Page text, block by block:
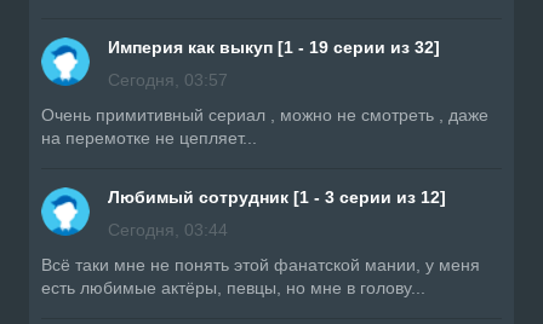
Империя как выкуп [1 - 19 серии из 32]
Сегодня, 03:57
Очень примитивный сериал , можно не смотреть , даже
на перемотке не цепляет...
Любимый сотрудник [1 - 3 серии из 12]
Сегодня, 03:44
Всë таки мне не понять этой фанатской мании, у меня
есть любимые актёры, певцы, но мне в голову...